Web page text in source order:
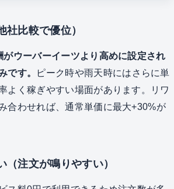
比較で優位）
ウーバーイーツより高めに設定され
です。
ピーク時や雨天時にはさらに単
よく稼ぎやすい場面があります。リワ
合わせれば、通常単価に最大+30%が
注文が鳴りやすい）